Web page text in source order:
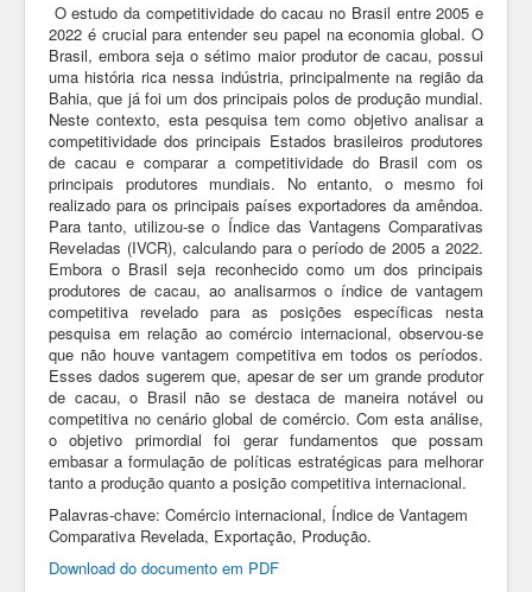
O estudo da competitividade do cacau no Brasil entre 2005 e
2022 é crucial para entender seu papel na economia global. O
Brasil, embora seja o sétimo maior produtor de cacau, possui
uma história rica nessa indústria, principalmente na região da
Bahia, que já foi um dos principais polos de produção mundial.
Neste contexto, esta pesquisa tem como objetivo analisar a
competitividade dos principais Estados brasileiros produtores
de cacau e comparar a competitividade do Brasil com os
principais produtores mundiais. No entanto, o mesmo foi
realizado para os principais países exportadores da amêndoa.
Para tanto, utilizou-se o Índice das Vantagens Comparativas
Reveladas (IVCR), calculando para o período de 2005 a 2022.
Embora o Brasil seja reconhecido como um dos principais
produtores de cacau, ao analisarmos o índice de vantagem
competitiva revelado para as posições específicas nesta
pesquisa em relação ao comércio internacional, observou-se
que não houve vantagem competitiva em todos os períodos.
Esses dados sugerem que, apesar de ser um grande produtor
de cacau, o Brasil não se destaca de maneira notável ou
competitiva no cenário global de comércio. Com esta análise,
o objetivo primordial foi gerar fundamentos que possam
embasar a formulação de políticas estratégicas para melhorar
tanto a produção quanto a posição competitiva internacional.
Palavras-chave: Comércio internacional, Índice de Vantagem
Comparativa Revelada, Exportação, Produção.
Download do documento em PDF